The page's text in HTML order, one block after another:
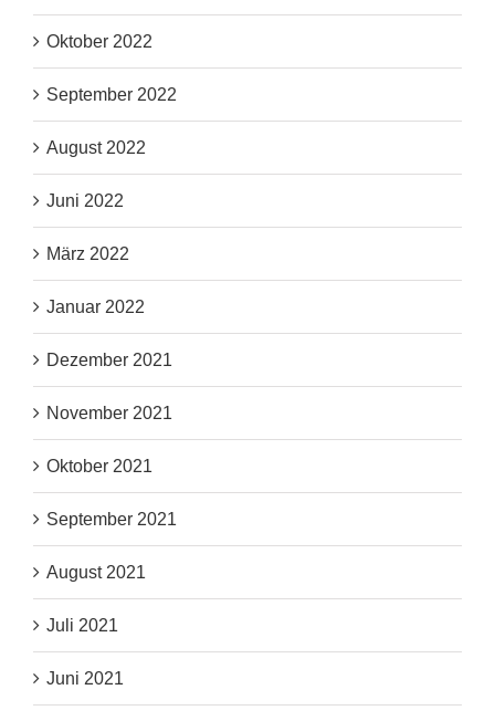
Oktober 2022
September 2022
August 2022
Juni 2022
März 2022
Januar 2022
Dezember 2021
November 2021
Oktober 2021
September 2021
August 2021
Juli 2021
Juni 2021